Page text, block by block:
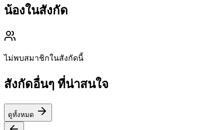
น้องในสังกัด
ไม่พบสมาชิกในสังกัดนี้
สังกัดอื่นๆ ที่น่าสนใจ
ดูทั้งหมด